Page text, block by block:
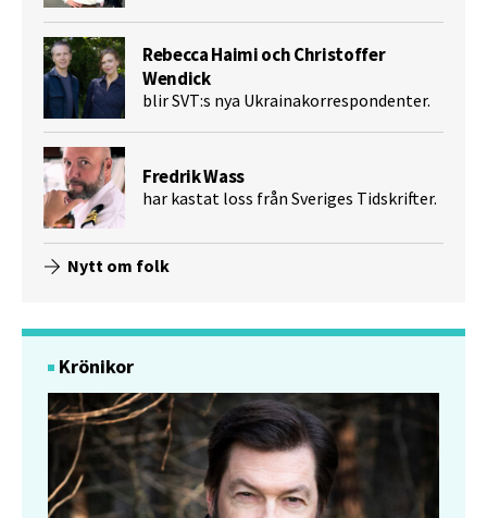
Rebecca Haimi och Christoffer
Wendick
blir SVT:s nya Ukrainakorrespondenter.
Fredrik Wass
har kastat loss från Sveriges Tidskrifter.
Nytt om folk
Krönikor